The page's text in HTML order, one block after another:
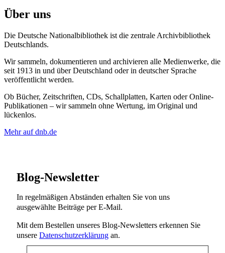
Über uns
Die Deutsche Nationalbibliothek ist die zentrale Archivbibliothek
Deutschlands.
Wir sammeln, dokumentieren und archivieren alle Medienwerke, die
seit 1913 in und über Deutschland oder in deutscher Sprache
veröffentlicht werden.
Ob Bücher, Zeitschriften, CDs, Schallplatten, Karten oder Online-
Publikationen – wir sammeln ohne Wertung, im Original und
lückenlos.
Mehr auf dnb.de
Blog-Newsletter
In regelmäßigen Abständen erhalten Sie von uns
ausgewählte Beiträge per E-Mail.
Mit dem Bestellen unseres Blog-Newsletters erkennen Sie
unsere Datenschutzerklärung an.